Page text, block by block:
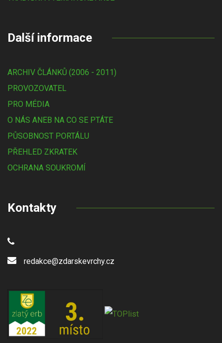
Další informace
ARCHIV ČLÁNKŮ (2006 - 2011)
PROVOZOVATEL
PRO MÉDIA
O NÁS ANEB NA CO SE PTÁTE
PŮSOBNOST PORTÁLU
PŘEHLED ZKRATEK
OCHRANA SOUKROMÍ
Kontakty
redakce@zdarskevrchy.cz